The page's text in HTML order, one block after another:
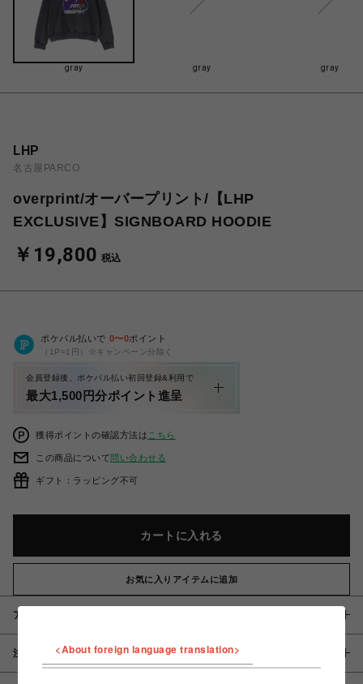
gray gray gray
LHP
名古屋PARCO
overprint/オーバープリント/【LHP
EXCLUSIVE】SIGNBOARD HOODIE
￥19,800 税込
ポケパル払いで 0〜0ポイント
（1P=1円）※キャンペーン分除く
会員登録後、ポケパル払い初回登録&利用で
最大1,500円分ポイント進呈
獲得ポイントの確認方法は こちら
この商品について問い合わせる
ギフト：ラッピング不可
カートに入れる
お気に入りアイテムに追加
アイテム説明 / 素材
注意事項 <About foreign language translation>